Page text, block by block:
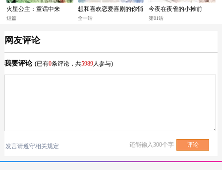
火星公主：童话中来
短篇
想和喜欢恋爱喜剧的你悄
悄结缘
全一话
今夜在夜雀的小摊前
第01话
网友评论
我要评论 (已有0条评论，共5989人参与)
发言请遵守相关规定 还能输入300个字